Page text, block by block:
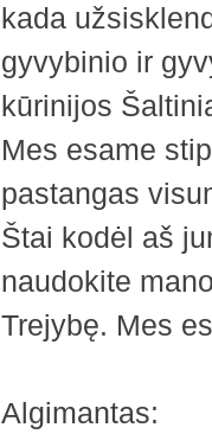
kada
gyvybinio ir
kūrinijos
Mes esame
pastangas
Štai kodėl aš
naudokite
Trejybę. Mes
Algimantas: